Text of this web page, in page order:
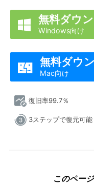
 無料ダウ
Windows向け
 無料ダウ
Mac向け
復旧率99.7％
3ステップで復元可能
このペー